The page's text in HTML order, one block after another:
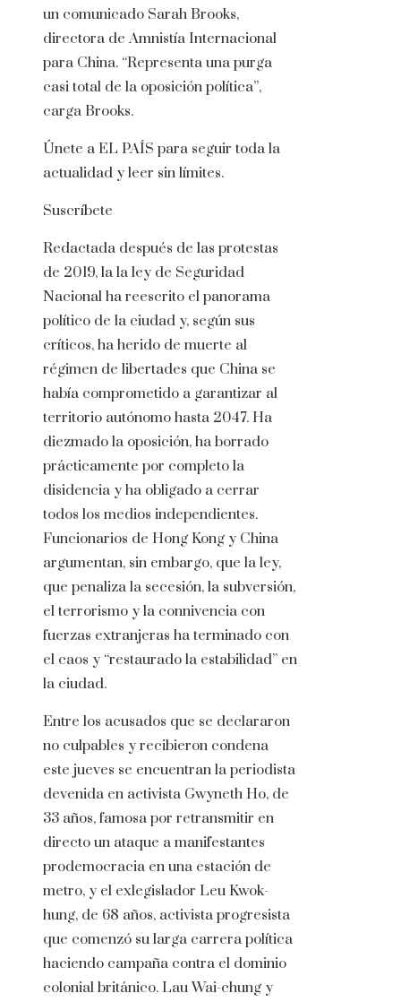
un comunicado Sarah Brooks,
directora de Amnistía Internacional
para China. “Representa una purga
casi total de la oposición política”,
carga Brooks.
Únete a EL PAÍS para seguir toda la
actualidad y leer sin límites.
Suscríbete
Redactada después de las protestas
de 2019, la la ley de Seguridad
Nacional ha reescrito el panorama
político de la ciudad y, según sus
críticos, ha herido de muerte al
régimen de libertades que China se
había comprometido a garantizar al
territorio autónomo hasta 2047. Ha
diezmado la oposición, ha borrado
prácticamente por completo la
disidencia y ha obligado a cerrar
todos los medios independientes.
Funcionarios de Hong Kong y China
argumentan, sin embargo, que la ley,
que penaliza la secesión, la subversión,
el terrorismo y la connivencia con
fuerzas extranjeras ha terminado con
el caos y “restaurado la estabilidad” en
la ciudad.
Entre los acusados que se declararon
no culpables y recibieron condena
este jueves se encuentran la periodista
devenida en activista Gwyneth Ho, de
33 años, famosa por retransmitir en
directo un ataque a manifestantes
prodemocracia en una estación de
metro, y el exlegislador Leu Kwok-
hung, de 68 años, activista progresista
que comenzó su larga carrera política
haciendo campaña contra el dominio
colonial británico. Lau Wai-chung y